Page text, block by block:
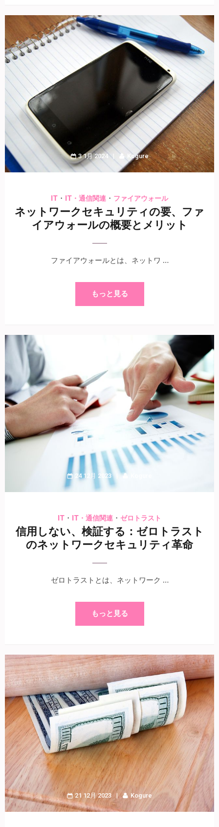
3 1月 2024 Kogure
IT ・ IT・通信関連 ・ ファイアウォール
ネットワークセキュリティの要、ファ
イアウォールの概要とメリット
ファイアウォールとは、ネットワ …
もっと見る
24 12月 2023
IT ・ IT・通信関連 ・ ゼロトラスト
信用しない、検証する：ゼロトラスト
のネットワークセキュリティ革命
ゼロトラストとは、ネットワーク …
もっと見る
21 12月 2023 Kogure